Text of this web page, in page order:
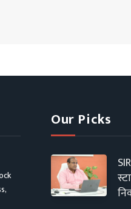
Our Picks